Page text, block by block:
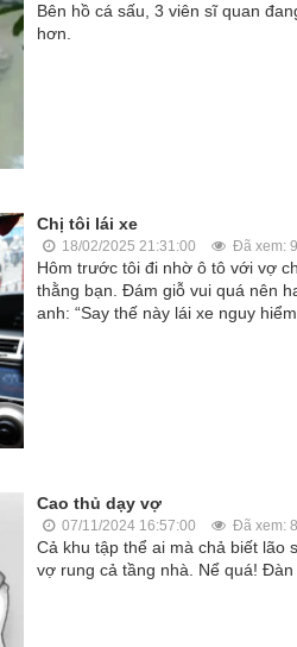
Bên hồ cá sấu, 3 viên sĩ quan
hơn.
Chị tôi lái xe
18/02/2025 21:31:00 Đã xem:
Hôm trước tôi đi nhờ ô tô với vợ
thằng bạn. Đám giỗ vui quá nên
anh: “Say thế này lái xe nguy
Cao thủ dạy vợ
07/11/2024 16:57:00 Đã xem:
Cả khu tập thể ai mà chả biết lão
vợ rung cả tầng nhà. Nể quá!